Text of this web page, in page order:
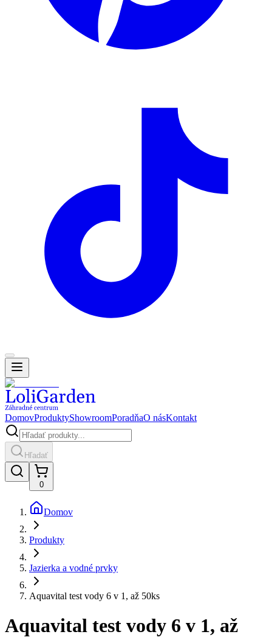
DomovProduktyShowroomPoradňaO násKontakt
Hľadať
0
Domov
Produkty
Jazierka a vodné prvky
Aquavital test vody 6 v 1, až 50ks
Aquavital test vody 6 v 1, až